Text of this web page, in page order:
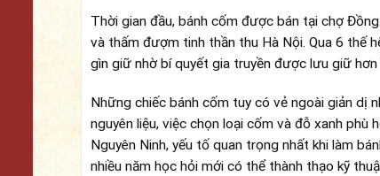
Thời gian đầu, bánh cốm được bán tại chợ
và thấm đượm tinh thần thu Hà Nội. Qua 6 thế
gìn giữ nhờ bí quyết gia truyền được lưu giữ
Những chiếc bánh cốm tuy có vẻ ngoài giản dị
nguyên liệu, việc chọn loại cốm và đỗ xanh
Nguyên Ninh, yếu tố quan trọng nhất khi làm
nhiều năm học hỏi mới có thể thành thạo kỹ